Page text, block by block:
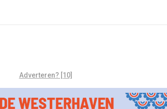
Adverteren? [10]